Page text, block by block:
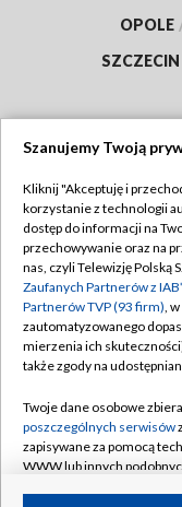
OPOLE
SZCZECIN
Abonament TVP
Emisja w TVP
Centrum
Naziemna
Rada Programowa
System NOS
Informacje o
Szanujemy Twoją
Kliknij "Akceptuję i
korzystanie z technologii
dostęp do informacji na
przechowywanie oraz na
nas, czyli Telewizję Polską
Zaufanych Partnerów z
Partnerów TVP (93 firm),
zautomatyzowanego
mierzenia ich
także zgody na
Twoje dane osobowe
poszczególnych serwisów
zapisywane za pomocą
WWW lub innych